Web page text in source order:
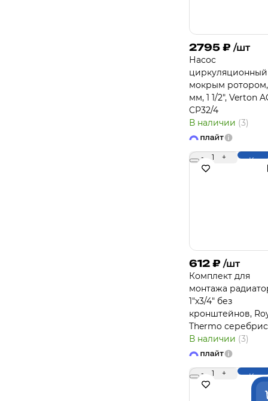
2795 ₽ /шт
Насос
мокрым ротором,
мм, 1 1/2", Verton
CP32/4
В наличии (3)
- 1 +
612 ₽ /шт
Комплект для
монтажа
1"х3/4" без
кронштейнов,
Thermo
В наличии (3)
- 1 +